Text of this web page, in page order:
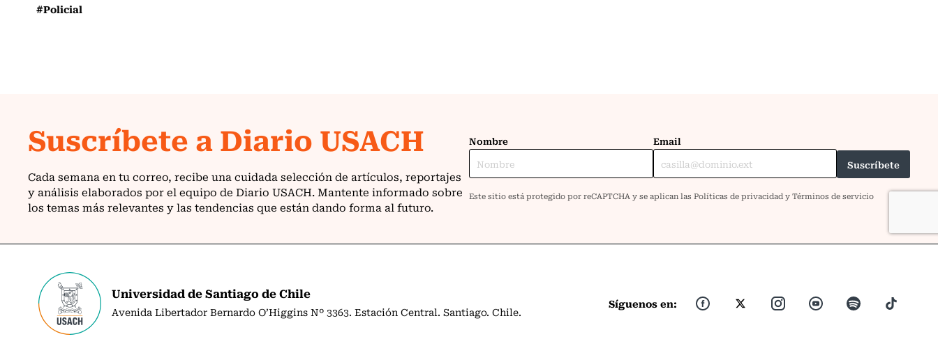
#Policial
Universidad de Santiago de Chile
Avenida Libertador Bernardo O’Higgins Nº 3363. Estación Central. Santiago. Chile.
Síguenos en: